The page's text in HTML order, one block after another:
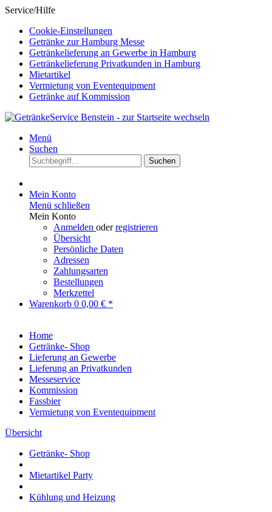
Service/Hilfe
Cookie-Einstellungen
Getränke zur Hamburg Messe
Getränkelieferung an Gewerbe in Hamburg
Getränkelieferung Privatkunden in Hamburg
Mietartikel
Vermietung von Eventequipment
Getränke auf Kommission
Menü
Suchen
Suchen
Mein Konto
Menü schließen
Mein Konto
Anmelden oderregistrieren
Übersicht
Persönliche Daten
Adressen
Zahlungsarten
Bestellungen
Merkzettel
Warenkorb 0 0,00 € *
Home
Getränke- Shop
Lieferung an Gewerbe
Lieferung an Privatkunden
Messeservice
Kommission
Fassbier
Vermietung von Eventequipment
Übersicht
Getränke- Shop
Mietartikel Party
Kühlung und Heizung